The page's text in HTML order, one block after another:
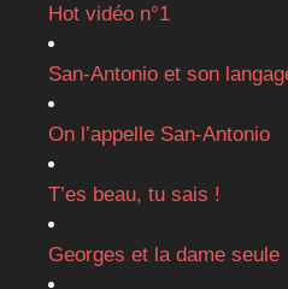
Hot vidéo n°1
San-Antonio et son
On l’appelle San-Antonio
T’es beau, tu sais !
Georges et la dame seule